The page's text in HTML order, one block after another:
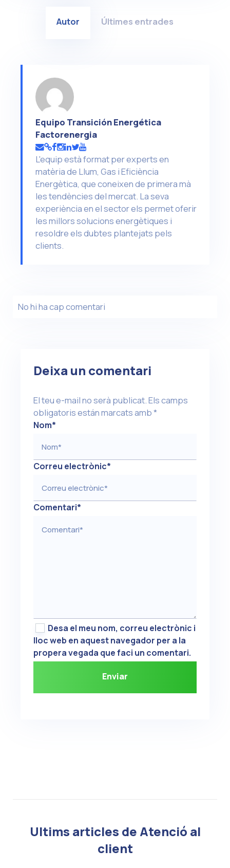
Autor Últimes entrades
Equipo Transición Energética
Factorenergia
L'equip està format per experts en
matèria de Llum, Gas i Eficiència
Energètica, que coneixen de primera mà
les tendències del mercat. La seva
experiència en el sector els permet oferir
les millors solucions energètiques i
resoldre els dubtes plantejats pels
clients.
No hi ha cap comentari
Deixa un comentari
El teu e-mail no serà publicat.Els camps
obligatoris están marcats amb*
Nom*
Correu electrònic*
Comentari*
Desa el meu nom, correu electrònic i
lloc web en aquest navegador per a la
propera vegada que faci un comentari.
Ultims articles de Atenció al
client